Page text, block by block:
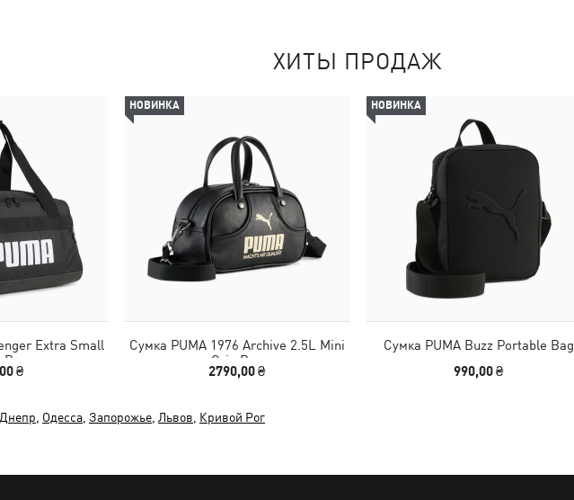
ХИТЫ ПРОДАЖ
Extra Small
₴
НОВИНКА
Сумка PUMA 1976 Archive 2.5L Mini
Grip Bag
2790,00 ₴
НОВИНКА
Сумка PUMA Buzz Portable Bag
990,00 ₴
Днепр Одесса Запорожье Львов Кривой Рог